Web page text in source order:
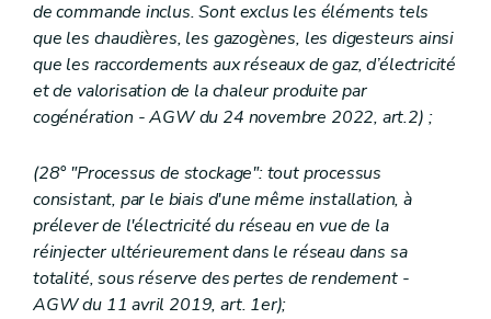
de commande inclus. Sont exclus les éléments tels
que les chaudières, les gazogènes, les digesteurs ainsi
que les raccordements aux réseaux de gaz, d’électricité
et de valorisation de la chaleur produite par
cogénération - AGW du 24 novembre 2022, art.2) ;
(28° "Processus de stockage": tout processus
consistant, par le biais d'une même installation, à
prélever de l'électricité du réseau en vue de la
réinjecter ultérieurement dans le réseau dans sa
totalité, sous réserve des pertes de rendement -
AGW du 11 avril 2019, art. 1er);